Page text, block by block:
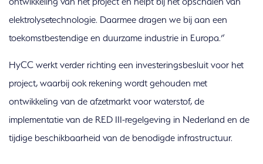
elektrolysetechnologie. Daarmee dragen we bij aan een
toekomstbestendige en duurzame industrie in Europa.”
HyCC werkt verder richting een investeringsbesluit voor het
project, waarbij ook rekening wordt gehouden met
ontwikkeling van de afzetmarkt voor waterstof, de
implementatie van de RED III-regelgeving in Nederland en de
tijdige beschikbaarheid van de benodigde infrastructuur.